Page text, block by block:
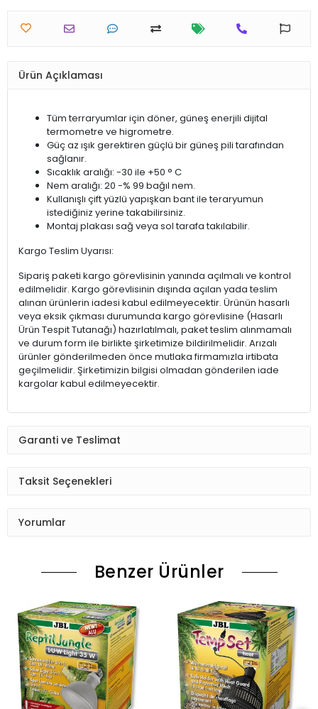
Ürün Açıklaması
Tüm terraryumlar için döner, güneş enerjili dijital
termometre ve higrometre.
Güç az ışık gerektiren güçlü bir güneş pili tarafından
sağlanır.
Sıcaklık aralığı: -30 ile +50 ° C
Nem aralığı: 20 -% 99 bağıl nem.
Kullanışlı çift yüzlü yapışkan bant ile teraryumun
istediğiniz yerine takabilirsiniz.
Montaj plakası sağ veya sol tarafa takılabilir.
Kargo Teslim Uyarısı:
Sipariş paketi kargo görevlisinin yanında açılmalı ve kontrol
edilmelidir. Kargo görevlisinin dışında açılan yada teslim
alınan ürünlerin iadesi kabul edilmeyecektir. Ürünün hasarlı
veya eksik çıkması durumunda kargo görevlisine (Hasarlı
Ürün Tespit Tutanağı) hazırlatılmalı, paket teslim alınmamalı
ve durum form ile birlikte şirketimize bildirilmelidir. Arızalı
ürünler gönderilmeden önce mutlaka firmamızla irtibata
geçilmelidir. Şirketimizin bilgisi olmadan gönderilen iade
kargolar kabul edilmeyecektir.
Garanti ve Teslimat
Taksit Seçenekleri
Yorumlar
Benzer Ürünler